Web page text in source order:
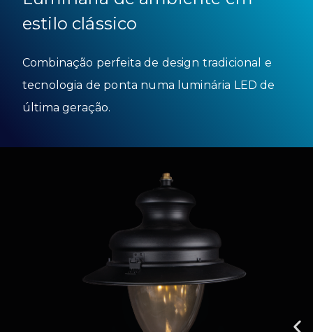
estilo clássico
Combinação perfeita de design tradicional e
tecnologia de ponta numa luminária LED de
última geração.